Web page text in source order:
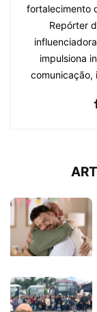
fortalecimento
Repórter
impulsiona
comunicação,